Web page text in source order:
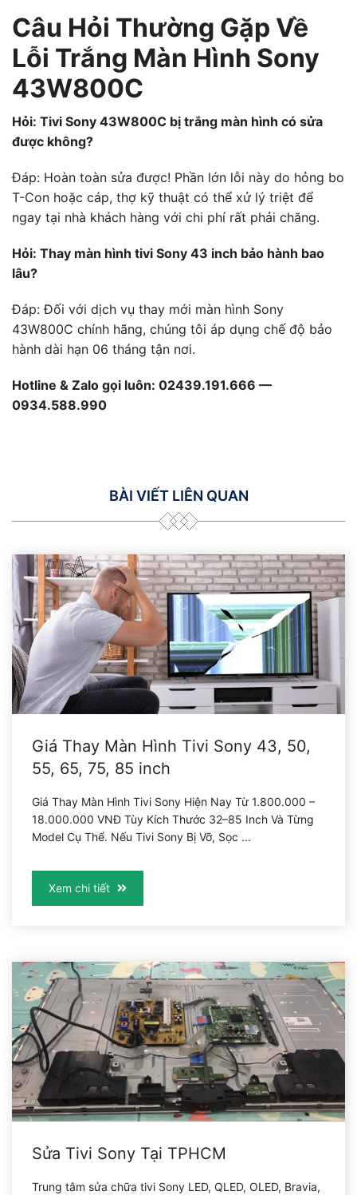
Câu Hỏi Thường Gặp Về
Lỗi Trắng Màn Hình Sony
43W800C
Hỏi: Tivi Sony 43W800C bị trắng màn hình có sửa
được không?
Đáp: Hoàn toàn sửa được! Phần lớn lỗi này do hỏng bo
T-Con hoặc cáp, thợ kỹ thuật có thể xử lý triệt để
ngay tại nhà khách hàng với chi phí rất phải chăng.
Hỏi: Thay màn hình tivi Sony 43 inch bảo hành bao
lâu?
Đáp: Đối với dịch vụ thay mới màn hình Sony
43W800C chính hãng, chúng tôi áp dụng chế độ bảo
hành dài hạn 06 tháng tận nơi.
Hotline & Zalo gọi luôn: 02439.191.666 —
0934.588.990
BÀI VIẾT LIÊN QUAN
Giá Thay Màn Hình Tivi Sony 43, 50,
55, 65, 75, 85 inch
Giá Thay Màn Hình Tivi Sony Hiện Nay Từ 1.800.000 –
18.000.000 VNĐ Tùy Kích Thước 32–85 Inch Và Từng
Model Cụ Thể. Nếu Tivi Sony Bị Vỡ, Sọc ...
Xem chi tiết
Sửa Tivi Sony Tại TPHCM
Trung tâm sửa chữa tivi Sony LED, QLED, OLED, Bravia,